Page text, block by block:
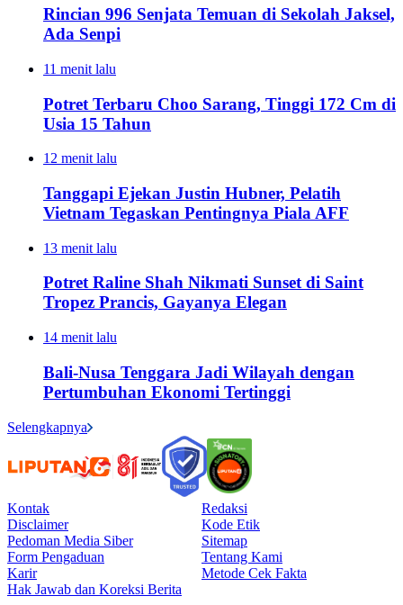
Rincian 996 Senjata Temuan di Sekolah Jaksel,
Ada Senpi
11 menit lalu
Potret Terbaru Choo Sarang, Tinggi 172 Cm di
Usia 15 Tahun
12 menit lalu
Tanggapi Ejekan Justin Hubner, Pelatih
Vietnam Tegaskan Pentingnya Piala AFF
13 menit lalu
Potret Raline Shah Nikmati Sunset di Saint
Tropez Prancis, Gayanya Elegan
14 menit lalu
Bali-Nusa Tenggara Jadi Wilayah dengan
Pertumbuhan Ekonomi Tertinggi
Selengkapnya
Kontak
Redaksi
Disclaimer
Kode Etik
Pedoman Media Siber
Sitemap
Form Pengaduan
Tentang Kami
Karir
Metode Cek Fakta
Hak Jawab dan Koreksi Berita